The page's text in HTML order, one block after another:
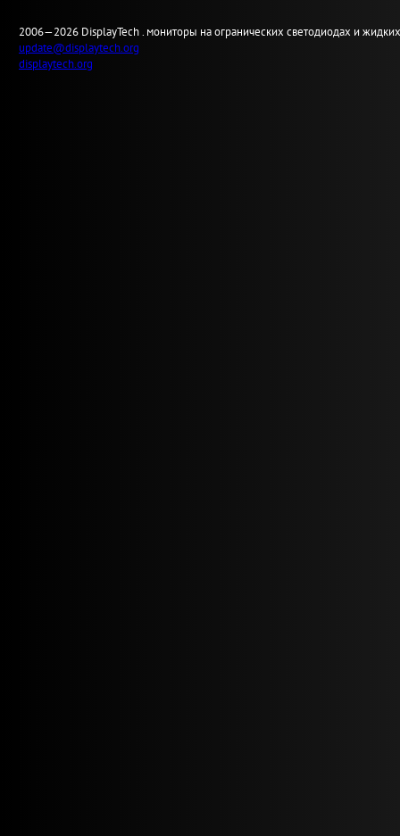
2006—2026 DisplayTech . мониторы на огранических светодиодах и
update@displaytech.org
displaytech.org